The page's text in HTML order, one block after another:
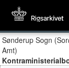
Sønderup Sogn
Amt)